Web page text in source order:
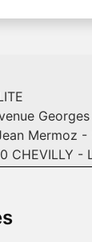
Mermoz -
CHEVILLY -
& 14h-18h